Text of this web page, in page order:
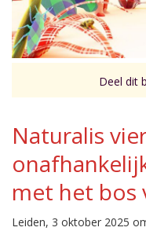
Deel dit
Naturalis
met het bos
Leiden, 3 oktober 2025